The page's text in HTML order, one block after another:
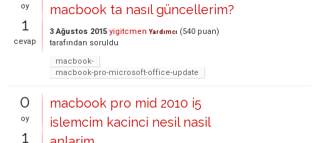
oy
1
cevap
macbook ta nasıl güncellerim?
3 Ağustos 2015 yigitcmen Yardımcı (540 puan)
tarafından soruldu
macbook-
macbook-pro-microsoft-office-update
0
oy
1
macbook pro mid 2010 i5
islemcim kacinci nesil nasil